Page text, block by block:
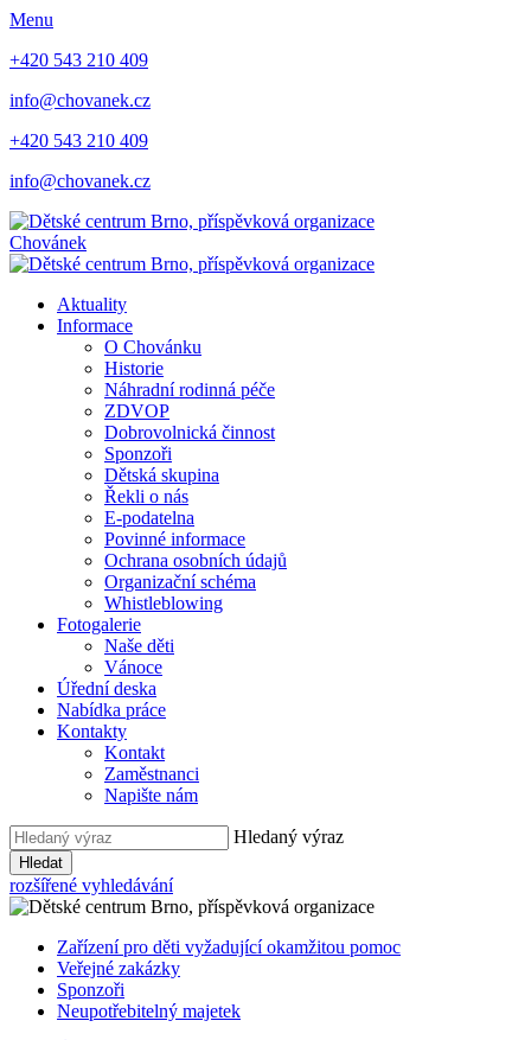
Menu
+420 543 210 409
info@chovanek.cz
+420 543 210 409
info@chovanek.cz
Chovánek
Aktuality
Informace
O Chovánku
Historie
Náhradní rodinná péče
ZDVOP
Dobrovolnická činnost
Sponzoři
Dětská skupina
Řekli o nás
E-podatelna
Povinné informace
Ochrana osobních údajů
Organizační schéma
Whistleblowing
Fotogalerie
Naše děti
Vánoce
Úřední deska
Nabídka práce
Kontakty
Kontakt
Zaměstnanci
Napište nám
Hledaný výraz
Hledat
rozšířené vyhledávání
Zařízení pro děti vyžadující okamžitou pomoc
Veřejné zakázky
Sponzoři
Neupotřebitelný majetek